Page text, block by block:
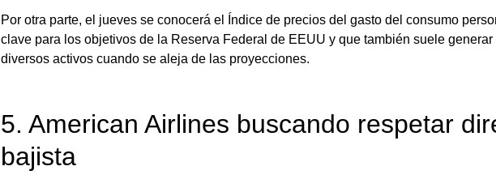
Por otra parte, el jueves se conocerá el Índice de precios del gasto del consumo
clave para los objetivos de la Reserva Federal de EEUU y que también suele generar
diversos activos cuando se aleja de las proyecciones.
5. American Airlines buscando respetar
bajista